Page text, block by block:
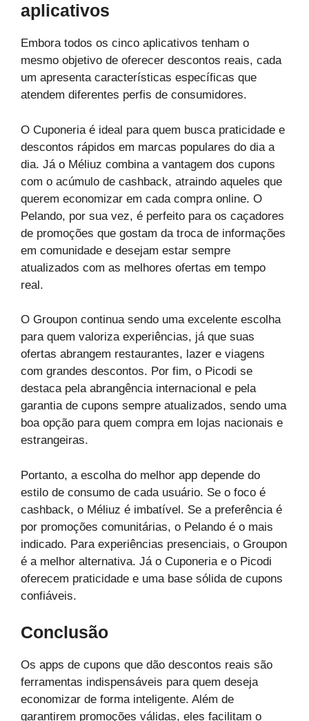
aplicativos
Embora todos os cinco aplicativos tenham o
mesmo objetivo de oferecer descontos reais, cada
um apresenta características específicas que
atendem diferentes perfis de consumidores.
O Cuponeria é ideal para quem busca praticidade e
descontos rápidos em marcas populares do dia a
dia. Já o Méliuz combina a vantagem dos cupons
com o acúmulo de cashback, atraindo aqueles que
querem economizar em cada compra online. O
Pelando, por sua vez, é perfeito para os caçadores
de promoções que gostam da troca de informações
em comunidade e desejam estar sempre
atualizados com as melhores ofertas em tempo
real.
O Groupon continua sendo uma excelente escolha
para quem valoriza experiências, já que suas
ofertas abrangem restaurantes, lazer e viagens
com grandes descontos. Por fim, o Picodi se
destaca pela abrangência internacional e pela
garantia de cupons sempre atualizados, sendo uma
boa opção para quem compra em lojas nacionais e
estrangeiras.
Portanto, a escolha do melhor app depende do
estilo de consumo de cada usuário. Se o foco é
cashback, o Méliuz é imbatível. Se a preferência é
por promoções comunitárias, o Pelando é o mais
indicado. Para experiências presenciais, o Groupon
é a melhor alternativa. Já o Cuponeria e o Picodi
oferecem praticidade e uma base sólida de cupons
confiáveis.
Conclusão
Os apps de cupons que dão descontos reais são
ferramentas indispensáveis para quem deseja
economizar de forma inteligente. Além de
garantirem promoções válidas, eles facilitam o